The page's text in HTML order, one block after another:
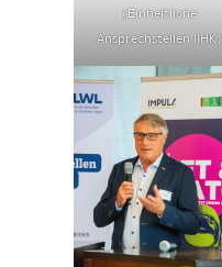
(Einheitliche
Ansprechstellen IIHK)